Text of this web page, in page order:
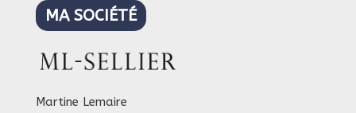
MA SOCIÉTÉ
Martine Lemaire